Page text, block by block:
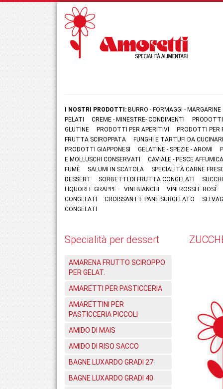
I NOSTRI PRODOTTI: BURRO - FORMAGGI - MARGARINE
PELATI
CREME - MINESTRE- CONDIMENTI
GLUTINE
PRODOTTI PER APERITIVI
PRODOTTI PER
FRUTTA SCIROPPATA
FUNGHI E TARTUFI DA
PRODOTTI GIAPPONESI
GELATINE - SPEZIE - AROMI
E MOLLUSCHI CONSERVATI
CAVIALE - PESCE
FUMÈ
SALUMI IN SCATOLA
SPECIALITÀ CARNE
DESSERT
SORBETTI DI FRUTTA CONGELATI
LIQUORI E GRAPPE
VINI BIANCHI
VINI ROSSI E ROSÈ
CONGELATI
CROISSANT E PANE SURGELATO
CONGELATI
Specialità per dessert
AMARENA FRUTTO SCIROPPO
PER GELAT.
AMARETTI PER PASTICCERIA
AMARETTINI PER
PASTICCERIA PICCOLI
AMIDO DI MAIS
AMIDO DI RISO SACCO
BAGNE LUXARDO GRADI 27
BAGNE LUXARDO GRADI 40